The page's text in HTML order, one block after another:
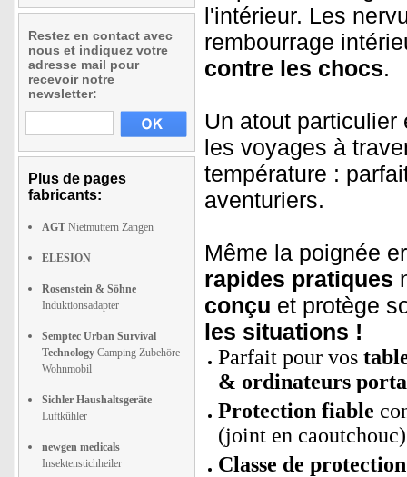
Restez en contact avec
nous et indiquez votre
adresse mail pour
recevoir notre
newsletter:
Plus de pages
fabricants:
AGT Nietmuttern Zangen
ELESION
Rosenstein & Söhne
Induktionsadapter
Semptec Urban Survival
Technology Camping Zubehöre
Wohnmobil
Sichler Haushaltsgeräte
Luftkühler
newgen medicals
Insektenstichheiler
l'intérieur. Les
rembourrage
contre les chocs.
Un atout
les voyages à
température :
aventuriers.
Même la poignée
rapides pratiques
conçu et protège
les situations !
Parfait pour vos
& ordinateurs
Protection fiable
(joint en caoutchouc)
Classe de